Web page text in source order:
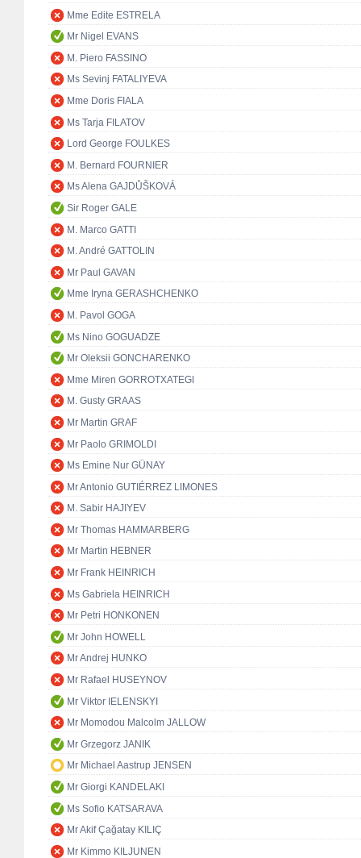
Mme Edite ESTRELA
Mr Nigel EVANS
M. Piero FASSINO
Ms Sevinj FATALIYEVA
Mme Doris FIALA
Ms Tarja FILATOV
Lord George FOULKES
M. Bernard FOURNIER
Ms Alena GAJDŮŠKOVÁ
Sir Roger GALE
M. Marco GATTI
M. André GATTOLIN
Mr Paul GAVAN
Mme Iryna GERASHCHENKO
M. Pavol GOGA
Ms Nino GOGUADZE
Mr Oleksii GONCHARENKO
Mme Miren GORROTXATEGI
M. Gusty GRAAS
Mr Martin GRAF
Mr Paolo GRIMOLDI
Ms Emine Nur GÜNAY
Mr Antonio GUTIÉRREZ LIMONES
M. Sabir HAJIYEV
Mr Thomas HAMMARBERG
Mr Martin HEBNER
Mr Frank HEINRICH
Ms Gabriela HEINRICH
Mr Petri HONKONEN
Mr John HOWELL
Mr Andrej HUNKO
Mr Rafael HUSEYNOV
Mr Viktor IELENSKYI
Mr Momodou Malcolm JALLOW
Mr Grzegorz JANIK
Mr Michael Aastrup JENSEN
Mr Giorgi KANDELAKI
Ms Sofio KATSARAVA
Mr Akif Çağatay KILIÇ
Mr Kimmo KILJUNEN